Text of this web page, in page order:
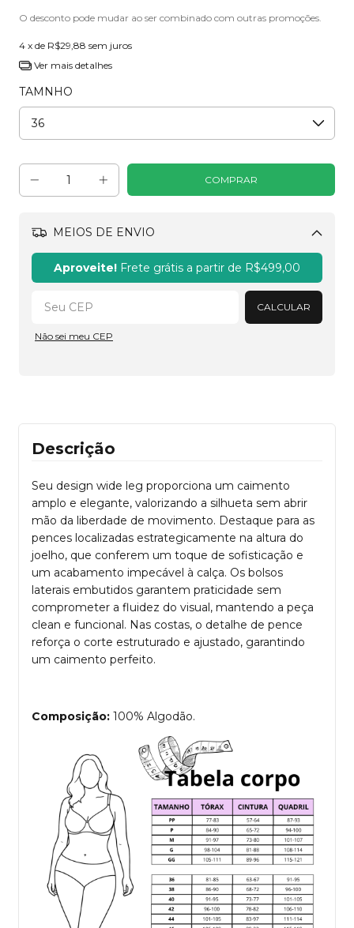
O desconto pode mudar ao ser combinado com outras promoções.
4 x de R$29,88 sem juros
Ver mais detalhes
TAMNHO
MEIOS DE ENVIO
Alterar CEP
Aproveite! Frete grátis a partir de R$499,00
CALCULAR
Não sei meu CEP
Descrição
Seu design wide leg proporciona um caimento
amplo e elegante, valorizando a silhueta sem abrir
mão da liberdade de movimento. Destaque para as
pences localizadas estrategicamente na altura do
joelho, que conferem um toque de sofisticação e
um acabamento impecável à calça. Os bolsos
laterais embutidos garantem praticidade sem
comprometer a fluidez do visual, mantendo a peça
clean e funcional. Nas costas, o detalhe de pence
reforça o corte estruturado e ajustado, garantindo
um caimento perfeito.
Composição: 100% Algodão.